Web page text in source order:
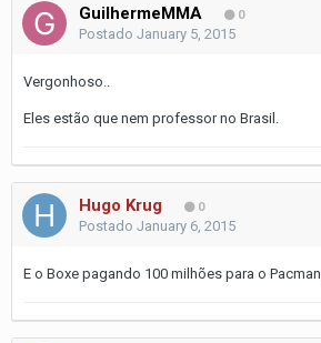
GuilhermeMMA 0
Postado January 5, 2015
Vergonhoso..
Eles estão que nem professor no Brasil.
Hugo Krug 0
Postado January 6, 2015
E o Boxe pagando 100 milhões para o Pacman